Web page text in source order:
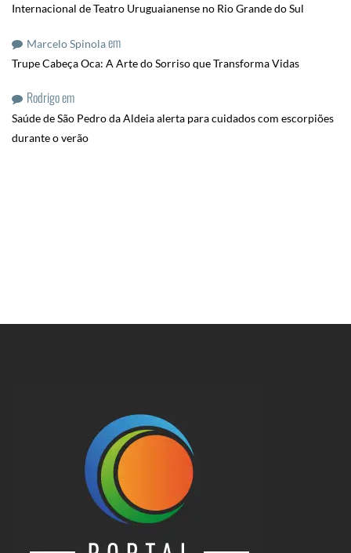
Internacional de Teatro Uruguaianense no Rio Grande do Sul
Marcelo Spinolaem
Trupe Cabeça Oca: A Arte do Sorriso que Transforma Vidas
Rodrigoem
Saúde de São Pedro da Aldeia alerta para cuidados com escorpiões
durante o verão